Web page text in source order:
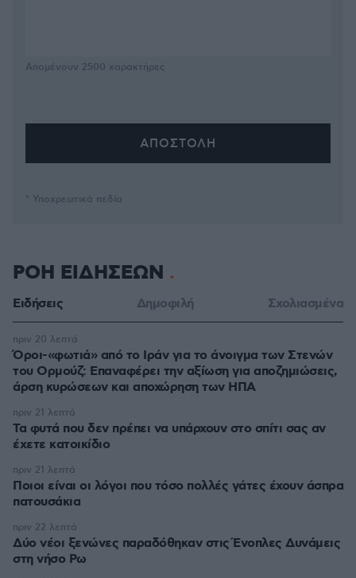
Απομένουν 2500 χαρακτήρες
* Υποχρεωτικά πεδία
ΡΟΗ ΕΙΔΗΣΕΩΝ
Ειδήσεις Δημοφιλή Σχολιασμένα
Όροι-«φωτιά» από το Ιράν για το άνοιγμα των Στενών
του Ορμούζ: Επαναφέρει την αξίωση για αποζημιώσεις,
άρση κυρώσεων και αποχώρηση των ΗΠΑ
πριν 20 λεπτά
Τα φυτά που δεν πρέπει να υπάρχουν στο σπίτι σας αν
έχετε κατοικίδιο
πριν 21 λεπτά
Ποιοι είναι οι λόγοι που τόσο πολλές γάτες έχουν άσπρα
πατουσάκια
πριν 21 λεπτά
Δύο νέοι ξενώνες παραδόθηκαν στις Ένοπλες Δυνάμεις
στη νήσο Ρω
πριν 22 λεπτά